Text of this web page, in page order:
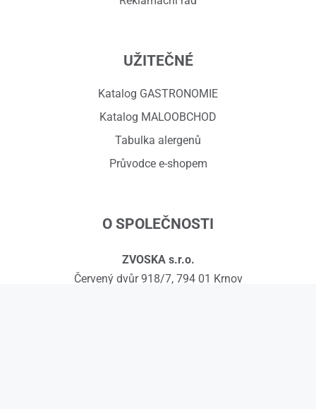
UŽITEČNÉ
Katalog GASTRONOMIE
Katalog MALOOBCHOD
Tabulka alergenů
Průvodce e-shopem
O SPOLEČNOSTI
ZVOSKA s.r.o.
Červený dvůr 918/7, 794 01 Krnov